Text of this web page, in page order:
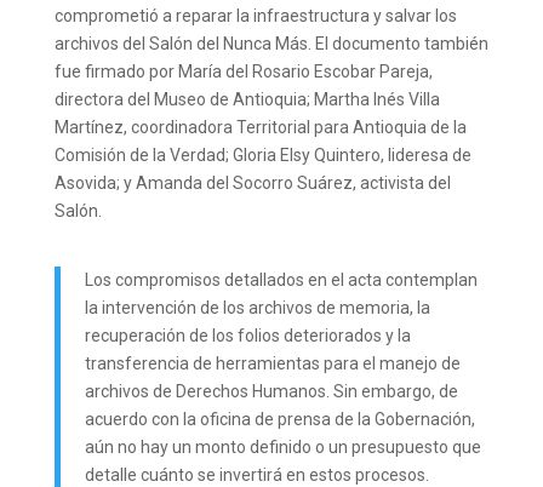
comprometió a reparar la infraestructura y salvar los
archivos del Salón del Nunca Más. El documento también
fue firmado por María del Rosario Escobar Pareja,
directora del Museo de Antioquia; Martha Inés Villa
Martínez, coordinadora Territorial para Antioquia de la
Comisión de la Verdad; Gloria Elsy Quintero, lideresa de
Asovida; y Amanda del Socorro Suárez, activista del
Salón.
Los compromisos detallados en el acta contemplan
la intervención de los archivos de memoria, la
recuperación de los folios deteriorados y la
transferencia de herramientas para el manejo de
archivos de Derechos Humanos. Sin embargo, de
acuerdo con la oficina de prensa de la Gobernación,
aún no hay un monto definido o un presupuesto que
detalle cuánto se invertirá en estos procesos.